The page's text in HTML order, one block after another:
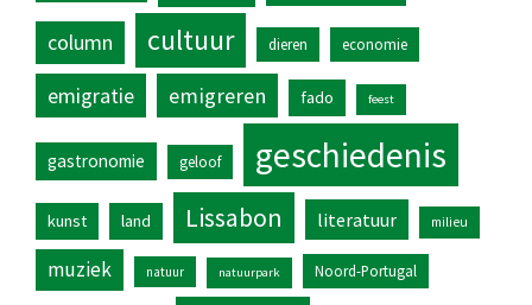
column cultuur dieren economie
emigratie emigreren fado feest
gastronomie geloof geschiedenis
kunst land Lissabon literatuur milieu
muziek natuur natuurpark Noord-Portugal